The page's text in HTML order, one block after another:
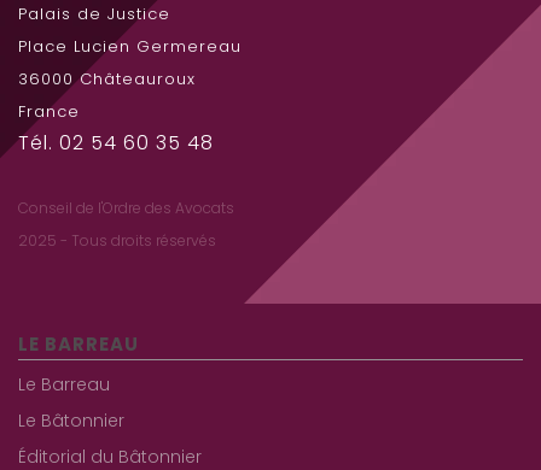
Palais de Justice
Place Lucien Germereau
36000 Châteauroux
France
Tél. 02 54 60 35 48
Conseil de l'Ordre des Avocats
2025 - Tous droits réservés
LE BARREAU
Le Barreau
Le Bâtonnier
Éditorial du Bâtonnier